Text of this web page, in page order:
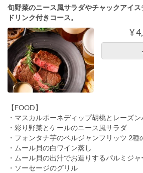
旬野菜のニース風サラダやチャックアイ
ドリンク付きコース。
¥
【FOOD】
・マスカルポーネディップ胡桃とレーズン
・彩り野菜とケールのニース風サラダ
・フォンタナ芋のベルジャンフリッツ 2種
・ムール貝の白ワイン蒸し
・ムール貝の出汁でお造りするパルミジャ
・ソーセージのグリル